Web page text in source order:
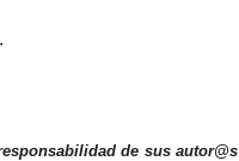
de sus autor@s